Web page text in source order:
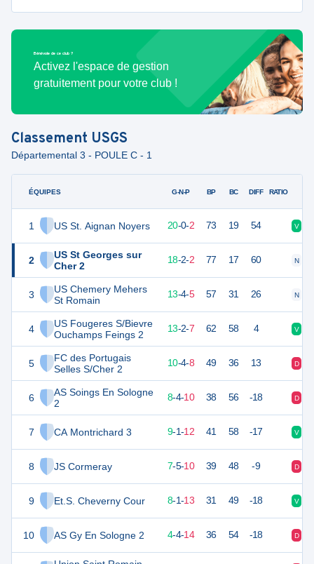
Bénévole de ce club ?
Activez l'espace de gestion
gratuitement pour votre club !
Classement USGS
Départemental 3 - POULE C - 1
ÉQUIPES
1 US St. Aignan Noyers
2
US St Georges sur
Cher 2
3
US Chemery Mehers
St Romain
4
US Fougeres S/Bievre
Ouchamps Feings 2
5
FC des Portugais
Selles S/Cher 2
6
AS Soings En Sologne
2
7 CA Montrichard 3
8 JS Cormeray
9 Et.S. Cheverny Cour
10 AS Gy En Sologne 2
G-N-P BP BC DIFF RATIO
60 22 20-0-2 73 19 54 V
56 18-2-2 77 17 60 N
43 22 13-4-5 57 31 26 N
41 22 13-2-7 62 58 4 V
28 10-4-8 49 36 13 D
28 22 8-4-10 38 56 -18 D
27 9-1-12 41 58 -17 V
7-5-10 39 48 -9 D
25 8-1-13 31 49 -18 V
16 4-4-14 36 54 -18 D